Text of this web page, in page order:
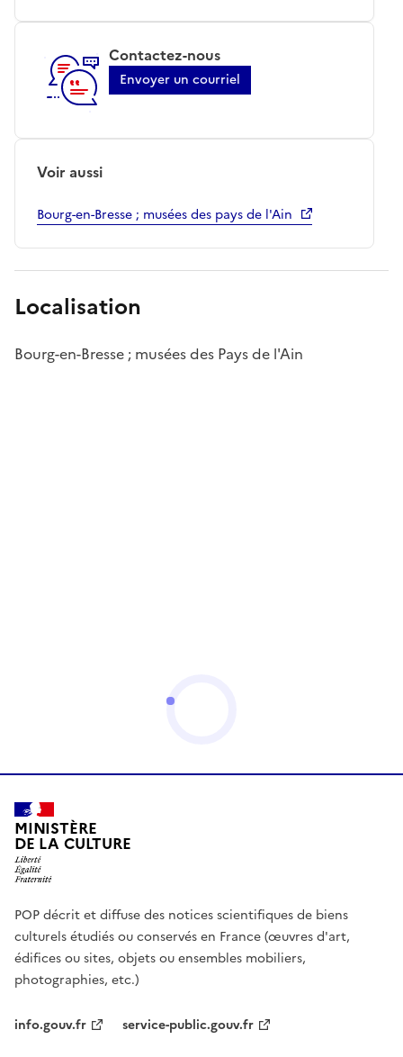
Contactez-nous
Envoyer un courriel
Voir aussi
Bourg-en-Bresse ; musées des pays de l'Ain
Localisation
Bourg-en-Bresse ; musées des Pays de l'Ain
MINISTÈRE
DE LA CULTURE
POP décrit et diffuse des notices scientifiques de biens
culturels étudiés ou conservés en France (œuvres d'art,
édifices ou sites, objets ou ensembles mobiliers,
photographies, etc.)
info.gouv.fr
service-public.gouv.fr